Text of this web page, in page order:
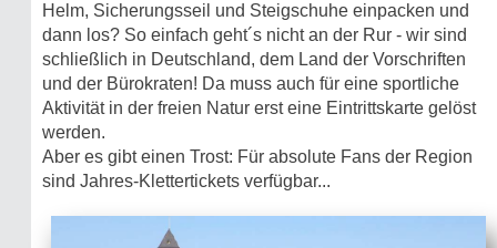
Helm, Sicherungsseil und Steigschuhe einpacken und
dann los? So einfach geht´s nicht an der Rur - wir sind
schließlich in Deutschland, dem Land der Vorschriften
und der Bürokraten! Da muss auch für eine sportliche
Aktivität in der freien Natur erst eine Eintrittskarte gelöst
werden.
Aber es gibt einen Trost: Für absolute Fans der Region
sind Jahres-Klettertickets verfügbar...